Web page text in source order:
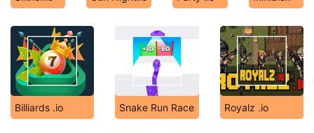
Billiards .io Snake Run Race Royalz .io